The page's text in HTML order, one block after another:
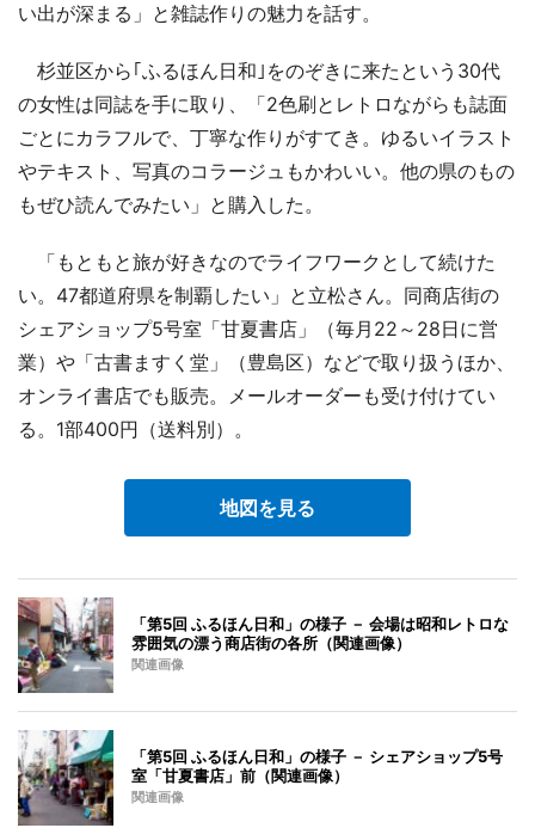
い出が深まる」と雑誌作りの魅力を話す。
杉並区から｢ふるほん日和｣をのぞきに来たという30代
の女性は同誌を手に取り、「2色刷とレトロながらも誌面
ごとにカラフルで、丁寧な作りがすてき。ゆるいイラスト
やテキスト、写真のコラージュもかわいい。他の県のもの
もぜひ読んでみたい」と購入した。
「もともと旅が好きなのでライフワークとして続けた
い。47都道府県を制覇したい」と立松さん。同商店街の
シェアショップ5号室「甘夏書店」（毎月22～28日に営
業）や「古書ますく堂」（豊島区）などで取り扱うほか、
オンライ書店でも販売。メールオーダーも受け付けてい
る。1部400円（送料別）。
地図を見る
「第5回 ふるほん日和」の様子 － 会場は昭和レトロな
雰囲気の漂う商店街の各所（関連画像）
関連画像
「第5回 ふるほん日和」の様子 － シェアショップ5号
室「甘夏書店」前（関連画像）
関連画像